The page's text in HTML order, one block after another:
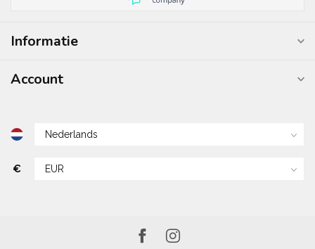
Informatie
Account
€